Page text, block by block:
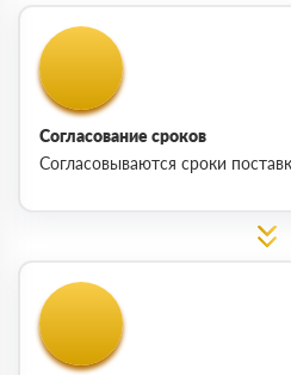
Согласование сроков
Согласовываются сроки